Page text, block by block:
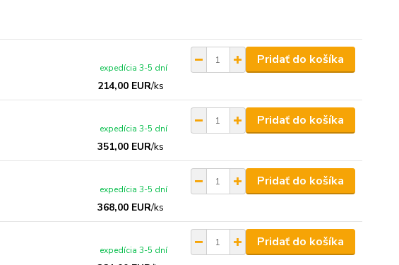
214,00 EUR/ks
expedícia 3-5 dní
Pridať do košíka
351,00 EUR/ks
expedícia 3-5 dní
Pridať do košíka
368,00 EUR/ks
expedícia 3-5 dní
Pridať do košíka
expedícia 3-5 dní
Pridať do košíka